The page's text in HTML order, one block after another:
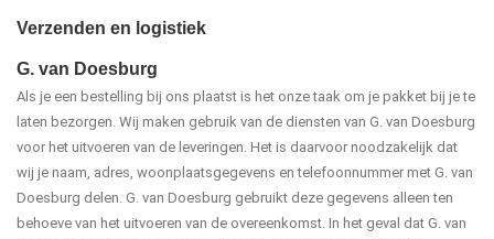
Verzenden en logistiek
G. van Doesburg
Als je een bestelling bij ons plaatst is het onze taak om je pakket bij je te
laten bezorgen. Wij maken gebruik van de diensten van G. van Doesburg
voor het uitvoeren van de leveringen. Het is daarvoor noodzakelijk dat
wij je naam, adres, woonplaatsgegevens en telefoonnummer met G. van
Doesburg delen. G. van Doesburg gebruikt deze gegevens alleen ten
behoeve van het uitvoeren van de overeenkomst. In het geval dat G. van